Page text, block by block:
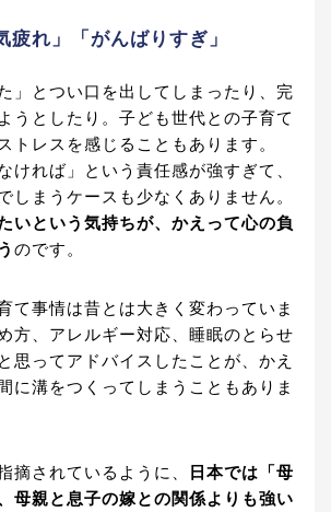
れ」「がんばりすぎ」
」とつい口を出してしまったり、完
うとしたり。子ども世代との子育て
トレスを感じることもあります。
ければ」という責任感が強すぎて、
しまうケースも少なくありません。
いという気持ちが、かえって心の負
のです。
て事情は昔とは大きく変わっていま
方、アレルギー対応、睡眠のとらせ
ってアドバイスしたことが、かえ
に溝をつくってしまうこともありま
摘されているように、
日本では「母
母親と息子の嫁との関係よりも強い